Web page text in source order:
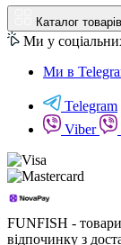
Каталог товарів
Ми у
Ми в
Telegram
Viber
FUNFISH -
відпочинку з